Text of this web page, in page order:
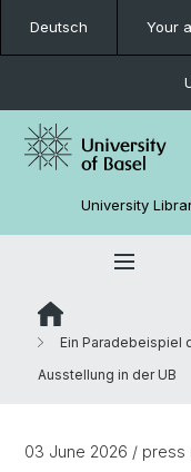
Deutsch Your
University
Ein Paradebeispiel
Ausstellung in der UB
03 June 2026 / press